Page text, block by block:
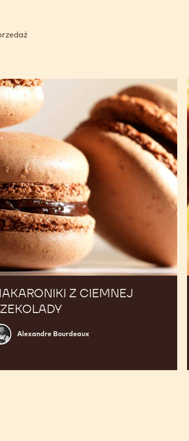
Z CIEMNEJ
Alexandre Bourdeaux